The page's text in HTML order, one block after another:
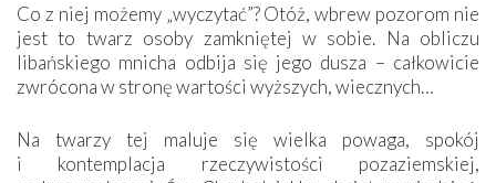
Co z niej możemy „wyczytać”? Otóż, wbrew pozorom nie
jest to twarz osoby zamkniętej w sobie. Na obliczu
libańskiego mnicha odbija się jego dusza – całkowicie
zwrócona w stronę wartości wyższych, wiecznych…
Na twarzy tej maluje się wielka powaga, spokój
i kontemplacja rzeczywistości pozaziemskiej,